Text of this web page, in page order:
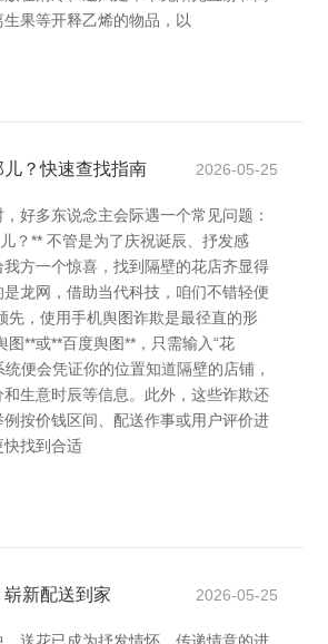
果等开释乙烯的物品，以
？快速查找指南 2026-05-25
好多东说念主会际遇一个常见问题：
？** 不管是为了庆祝诞辰、抒发感
方一个惊喜，找到隔壁的花店齐显得
龙网，借助当代科技，咱们不错轻便
先，使用手机舆图诈欺是最径直的形
图**或**百度舆图**，只需输入“花
统便会凭证你的位置知道隔壁的店铺，
生意时辰等信息。此外，这些诈欺还
按价钱区间、配送作事或用户评价进
快找到合适
新配送到家 2026-05-25